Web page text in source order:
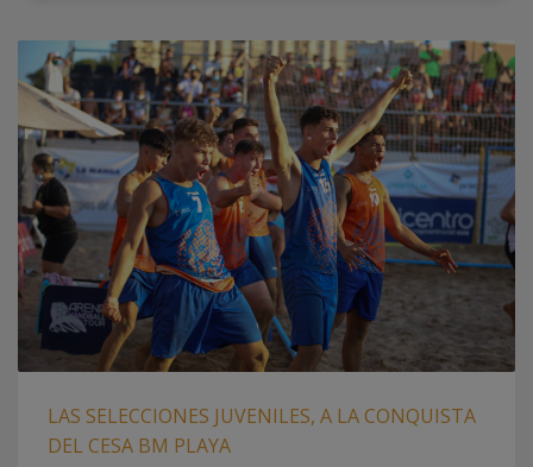
LAS SELECCIONES JUVENILES, A LA CONQUISTA
DEL CESA BM PLAYA